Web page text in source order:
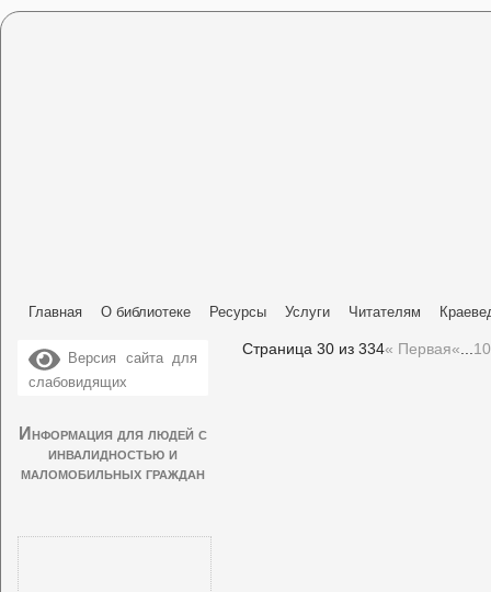
Главная О библиотеке Ресурсы Услуги Читателям
Версия сайта для
слабовидящих
Информация для людей с
инвалидностью и
маломобильных граждан
Страница 30 из 334« Первая« 10